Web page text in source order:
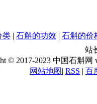
类| 石斛的功效 | 石斛的价
站
© 2017-2023 中国石斛网
网站地图| RSS | 百